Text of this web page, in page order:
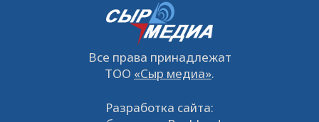
Все права принадлежат
ТОО «Сыр медиа».
Разработка сайта: